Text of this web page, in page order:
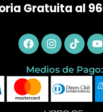
Gratuita al
Facebook
Medios de Pago: